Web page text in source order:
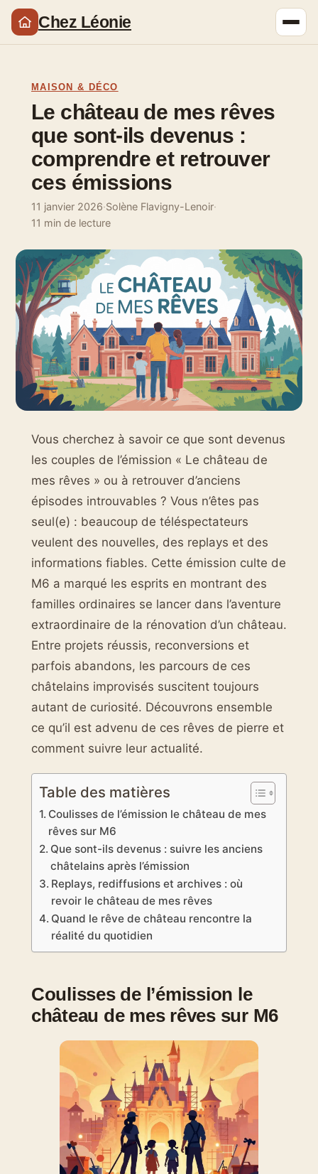
Chez Léonie
MAISON & DÉCO
Le château de mes rêves
que sont-ils devenus :
comprendre et retrouver
ces émissions
11 janvier 2026·Solène Flavigny-Lenoir·
11 min de lecture
Vous cherchez à savoir ce que sont devenus
les couples de l’émission « Le château de
mes rêves » ou à retrouver d’anciens
épisodes introuvables ? Vous n’êtes pas
seul(e) : beaucoup de téléspectateurs
veulent des nouvelles, des replays et des
informations fiables. Cette émission culte de
M6 a marqué les esprits en montrant des
familles ordinaires se lancer dans l’aventure
extraordinaire de la rénovation d’un château.
Entre projets réussis, reconversions et
parfois abandons, les parcours de ces
châtelains improvisés suscitent toujours
autant de curiosité. Découvrons ensemble
ce qu’il est advenu de ces rêves de pierre et
comment suivre leur actualité.
Table des matières
Coulisses de l’émission le château de mes
rêves sur M6
Que sont-ils devenus : suivre les anciens
châtelains après l’émission
Replays, rediffusions et archives : où
revoir le château de mes rêves
Quand le rêve de château rencontre la
réalité du quotidien
Coulisses de l’émission le
château de mes rêves sur M6